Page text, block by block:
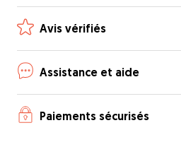
Avis vérifiés
Assistance et aide
Paiements sécurisés